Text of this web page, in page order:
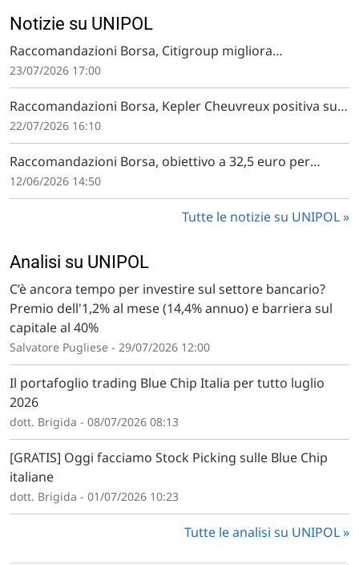
Notizie su UNIPOL
Raccomandazioni Borsa, Citigroup migliora
raccomandazione su Amplifon
23/07/2026 17:00
Raccomandazioni Borsa, Kepler Cheuvreux positiva su
Unipol e Iren
22/07/2026 16:10
Raccomandazioni Borsa, obiettivo a 32,5 euro per
Unipol
12/06/2026 14:50
Tutte le notizie su UNIPOL
Analisi su UNIPOL
C’è ancora tempo per investire sul settore bancario?
Premio dell'1,2% al mese (14,4% annuo) e barriera sul
capitale al 40%
Salvatore Pugliese - 29/07/2026 12:00
Il portafoglio trading Blue Chip Italia per tutto luglio
2026
dott. Brigida - 08/07/2026 08:13
[GRATIS] Oggi facciamo Stock Picking sulle Blue Chip
italiane
dott. Brigida - 01/07/2026 10:23
Tutte le analisi su UNIPOL